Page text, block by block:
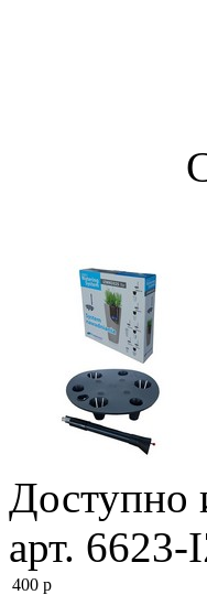
Доступно
арт.
400 p